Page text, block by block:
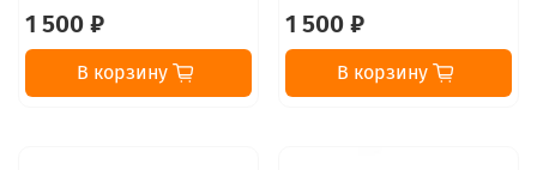
1 500 ₽
В корзину
1 500 ₽
В корзину